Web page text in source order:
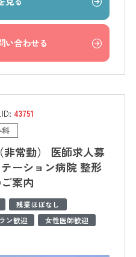
い合わせる
43751
非常勤） 医師求人募
ーション病院 整形
案内
残業ほぼなし
ン歓迎
女性医師歓迎